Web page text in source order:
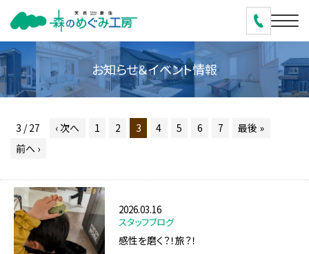
お知らせ＆イベント情報
3 / 27 ‹ 次へ 1 2 3 4 5 6 7
最後 »
前へ ›
2026.03.16
スタッフブログ
感性を磨く？！旅？！